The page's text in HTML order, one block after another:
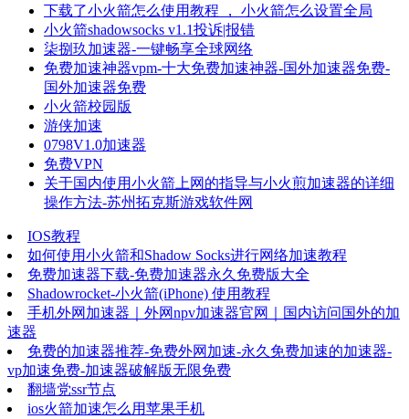
下载了小火箭怎么使用教程 ， 小火箭怎么设置全局
小火箭shadowsocks v1.1投诉|报错
柒捌玖加速器-一键畅享全球网络
免费加速神器vpm-十大免费加速神器-国外加速器免费-
国外加速器免费
小火箭校园版
游侠加速
0798V1.0加速器
免费VPN
关于国内使用小火箭上网的指导与小火煎加速器的详细
操作方法-苏州拓克斯游戏软件网
IOS教程
如何使用小火箭和Shadow Socks进行网络加速教程
免费加速器下载-免费加速器永久免费版大全
Shadowrocket-小火箭(iPhone) 使用教程
手机外网加速器｜外网npv加速器官网｜国内访问国外的加
速器
免费的加速器推荐-免费外网加速-永久免费加速的加速器-
vp加速免费-加速器破解版无限免费
翻墙党ssr节点
ios火箭加速怎么用苹果手机